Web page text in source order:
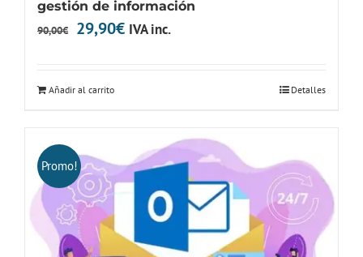
gestión de información
90,00€
El
era:
29,90€ElIVA inc.
Añadir al carrito Detalles
Promo!